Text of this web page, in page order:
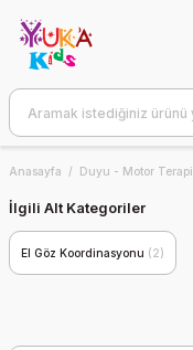
Anasayfa Duyu - Motor Terapi
İlgili Alt Kategoriler
El Göz Koordinasyonu (2)